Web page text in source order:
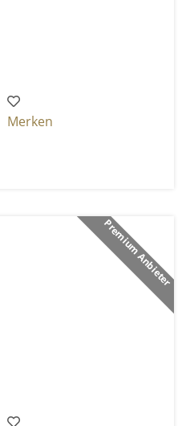
Merken
Premium Anbieter